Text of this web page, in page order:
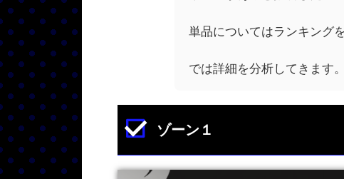
単品についてはランキング
では詳細を分析してきます。
ゾーン１